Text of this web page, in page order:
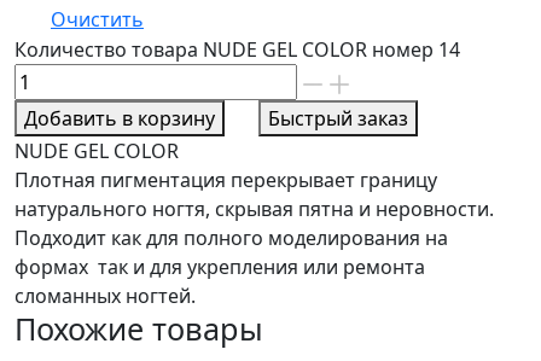
Очистить
Количество товара NUDE GEL COLOR номер 14
Добавить в корзину
Быстрый заказ
NUDE GEL COLOR
Плотная пигментация перекрывает границу
натурального ногтя, скрывая пятна и неровности.
Подходит как для полного моделирования на
формах так и для укрепления или ремонта
сломанных ногтей.
Похожие товары